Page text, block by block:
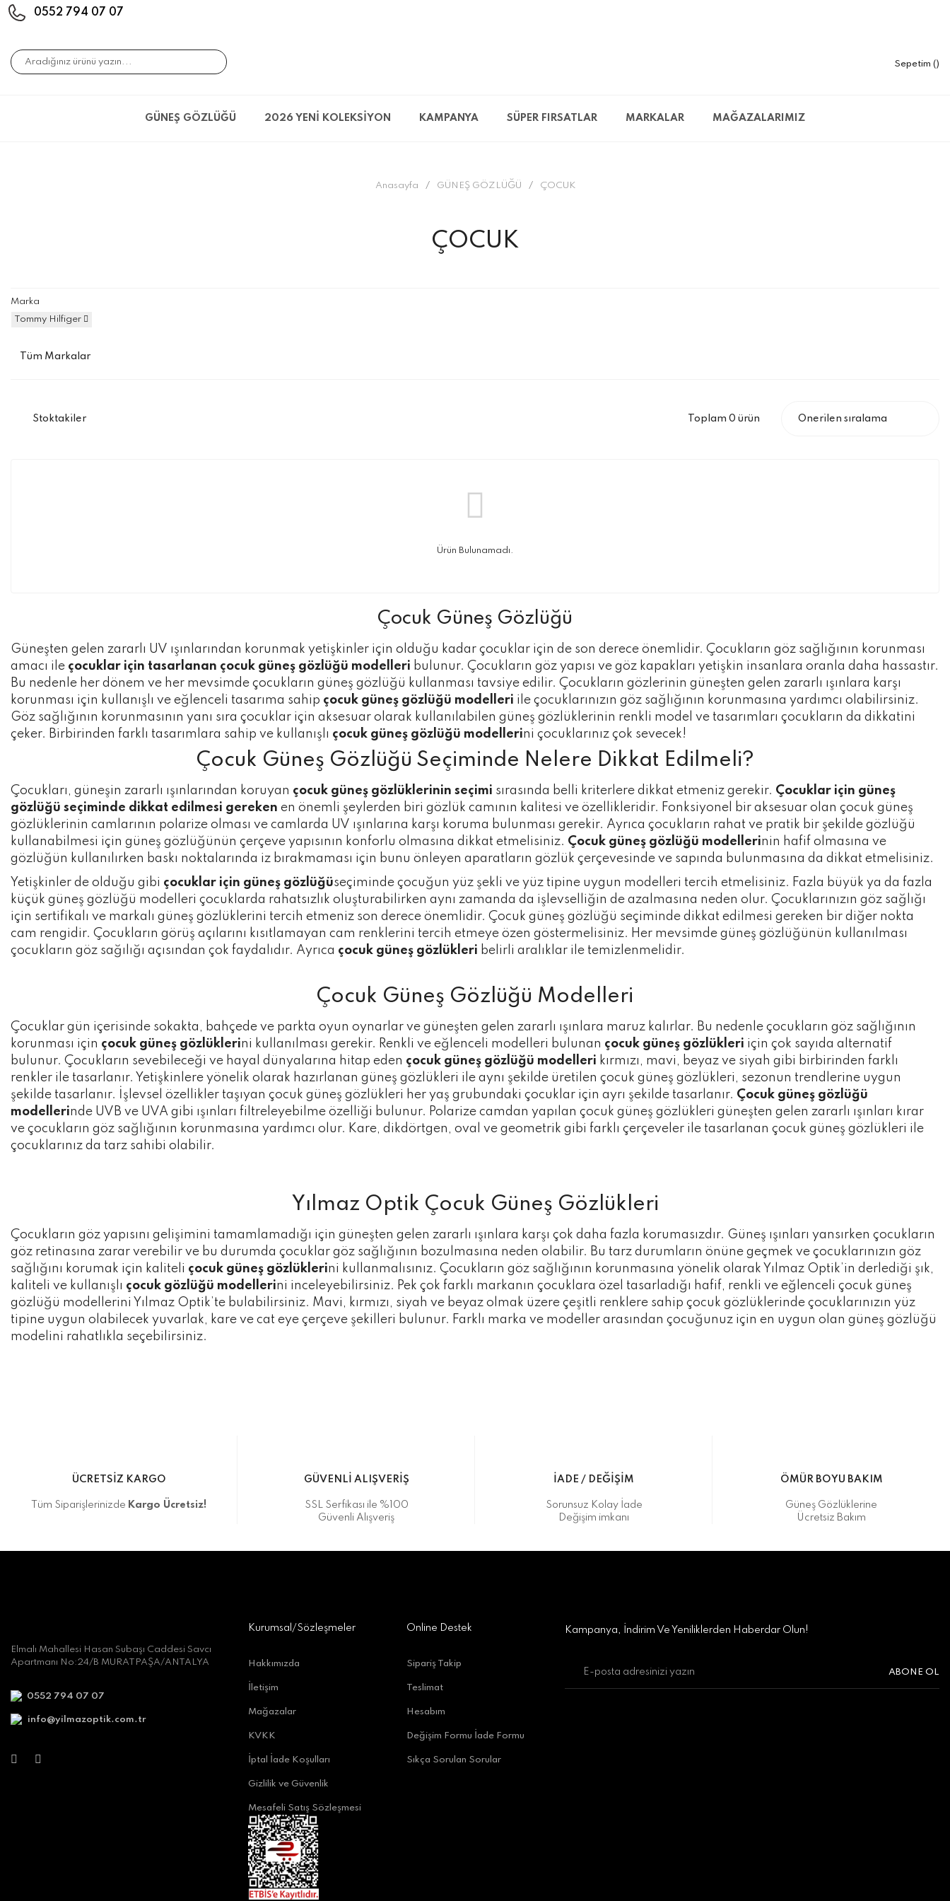
0552 794 07 07
Sepetim
GÜNEŞ GÖZLÜĞÜ 2026 YENİ KOLEKSİYON KAMPANYA SÜPER FIRSATLAR MARKALAR MAĞAZALARIMIZ
Anasayfa GÜNEŞ GÖZLÜĞÜ ÇOCUK
ÇOCUK
Marka
Tommy Hilfiger
Stoktakiler Toplam 0 ürün
Ürün Bulunamadı.
Çocuk Güneş Gözlüğü
Güneşten gelen zararlı UV ışınlarından korunmak yetişkinler için olduğu kadar çocuklar için de son derece önemlidir. Çocukların göz sağlığının korunması
amacı ile çocuklar için tasarlanan çocuk güneş gözlüğü modelleri bulunur. Çocukların göz yapısı ve göz kapakları yetişkin insanlara oranla daha hassastır.
Bu nedenle her dönem ve her mevsimde çocukların güneş gözlüğü kullanması tavsiye edilir. Çocukların gözlerinin güneşten gelen zararlı ışınlara karşı
korunması için kullanışlı ve eğlenceli tasarıma sahip çocuk güneş gözlüğü modelleri ile çocuklarınızın göz sağlığının korunmasına yardımcı olabilirsiniz.
Göz sağlığının korunmasının yanı sıra çocuklar için aksesuar olarak kullanılabilen güneş gözlüklerinin renkli model ve tasarımları çocukların da dikkatini
çeker. Birbirinden farklı tasarımlara sahip ve kullanışlı çocuk güneş gözlüğü modellerini çocuklarınız çok sevecek!
Çocuk Güneş Gözlüğü Seçiminde Nelere Dikkat Edilmeli?
Çocukları, güneşin zararlı ışınlarından koruyan çocuk güneş gözlüklerinin seçimi sırasında belli kriterlere dikkat etmeniz gerekir. Çocuklar için güneş
gözlüğü seçiminde dikkat edilmesi gereken en önemli şeylerden biri gözlük camının kalitesi ve özellikleridir. Fonksiyonel bir aksesuar olan çocuk güneş
gözlüklerinin camlarının polarize olması ve camlarda UV ışınlarına karşı koruma bulunması gerekir. Ayrıca çocukların rahat ve pratik bir şekilde gözlüğü
kullanabilmesi için güneş gözlüğünün çerçeve yapısının konforlu olmasına dikkat etmelisiniz. Çocuk güneş gözlüğü modellerinin hafif olmasına ve
gözlüğün kullanılırken baskı noktalarında iz bırakmaması için bunu önleyen aparatların gözlük çerçevesinde ve sapında bulunmasına da dikkat etmelisiniz.
Yetişkinler de olduğu gibi çocuklar için güneş gözlüğüseçiminde çocuğun yüz şekli ve yüz tipine uygun modelleri tercih etmelisiniz. Fazla büyük ya da fazla
küçük güneş gözlüğü modelleri çocuklarda rahatsızlık oluşturabilirken aynı zamanda da işlevselliğin de azalmasına neden olur. Çocuklarınızın göz sağlığı
için sertifikalı ve markalı güneş gözlüklerini tercih etmeniz son derece önemlidir. Çocuk güneş gözlüğü seçiminde dikkat edilmesi gereken bir diğer nokta
cam rengidir. Çocukların görüş açılarını kısıtlamayan cam renklerini tercih etmeye özen göstermelisiniz. Her mevsimde güneş gözlüğünün kullanılması
çocukların göz sağılığı açısından çok faydalıdır. Ayrıca çocuk güneş gözlükleri belirli aralıklar ile temizlenmelidir.
Çocuk Güneş Gözlüğü Modelleri
Çocuklar gün içerisinde sokakta, bahçede ve parkta oyun oynarlar ve güneşten gelen zararlı ışınlara maruz kalırlar. Bu nedenle çocukların göz sağlığının
korunması için çocuk güneş gözlüklerini kullanılması gerekir. Renkli ve eğlenceli modelleri bulunan çocuk güneş gözlükleri için çok sayıda alternatif
bulunur. Çocukların sevebileceği ve hayal dünyalarına hitap eden çocuk güneş gözlüğü modelleri kırmızı, mavi, beyaz ve siyah gibi birbirinden farklı
renkler ile tasarlanır. Yetişkinlere yönelik olarak hazırlanan güneş gözlükleri ile aynı şekilde üretilen çocuk güneş gözlükleri, sezonun trendlerine uygun
şekilde tasarlanır. İşlevsel özellikler taşıyan çocuk güneş gözlükleri her yaş grubundaki çocuklar için ayrı şekilde tasarlanır. Çocuk güneş gözlüğü
modellerinde UVB ve UVA gibi ışınları filtreleyebilme özelliği bulunur. Polarize camdan yapılan çocuk güneş gözlükleri güneşten gelen zararlı ışınları kırar
ve çocukların göz sağlığının korunmasına yardımcı olur. Kare, dikdörtgen, oval ve geometrik gibi farklı çerçeveler ile tasarlanan çocuk güneş gözlükleri ile
çocuklarınız da tarz sahibi olabilir.
Yılmaz Optik Çocuk Güneş Gözlükleri
Çocukların göz yapısını gelişimini tamamlamadığı için güneşten gelen zararlı ışınlara karşı çok daha fazla korumasızdır. Güneş ışınları yansırken çocukların
göz retinasına zarar verebilir ve bu durumda çocuklar göz sağlığının bozulmasına neden olabilir. Bu tarz durumların önüne geçmek ve çocuklarınızın göz
sağlığını korumak için kaliteli çocuk güneş gözlüklerini kullanmalısınız. Çocukların göz sağlığının korunmasına yönelik olarak Yılmaz Optik’in derlediği şık,
kaliteli ve kullanışlı çocuk gözlüğü modellerini inceleyebilirsiniz. Pek çok farklı markanın çocuklara özel tasarladığı hafif, renkli ve eğlenceli çocuk güneş
gözlüğü modellerini Yılmaz Optik’te bulabilirsiniz. Mavi, kırmızı, siyah ve beyaz olmak üzere çeşitli renklere sahip çocuk gözlüklerinde çocuklarınızın yüz
tipine uygun olabilecek yuvarlak, kare ve cat eye çerçeve şekilleri bulunur. Farklı marka ve modeller arasından çocuğunuz için en uygun olan güneş gözlüğü
modelini rahatlıkla seçebilirsiniz.
ÜCRETSİZ KARGO
Tüm Siparişlerinizde Kargo Ücretsiz!
GÜVENLİ ALIŞVERİŞ
SSL Serfikası ile %100
Güvenli Alışveriş
İADE / DEĞİŞİM
Sorunsuz Kolay İade
Değişim imkanı
ÖMÜR BOYU BAKIM
Güneş Gözlüklerine
Ücretsiz Bakım
Elmalı Mahallesi Hasan Subaşı Caddesi Savcı
Apartmanı No:24/B MURATPAŞA/ANTALYA
0552 794 07 07
info@yilmazoptik.com.tr
Kurumsal/Sözleşmeler
Hakkımızda
İletişim
Mağazalar
KVKK
İptal İade Koşulları
Gizlilik ve Güvenlik
Mesafeli Satış Sözleşmesi
Online Destek
Sipariş Takip
Teslimat
Hesabım
Değişim Formu İade Formu
Sıkça Sorulan Sorular
Kampanya, İndirim Ve Yeniliklerden Haberdar Olun!
ABONE OL